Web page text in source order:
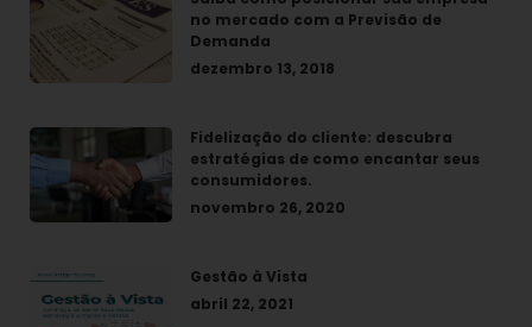
no mercado com a Previsão de
Demanda
dezembro 13, 2018
Fidelização do cliente: descubra
estratégias de como encantar seus
consumidores.
novembro 26, 2020
Gestão à Vista
abril 22, 2021